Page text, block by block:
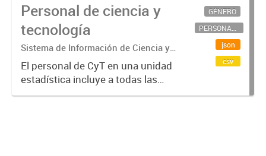
Personal de ciencia y
tecnología
Sistema de Información de Ciencia y
Tecnología Argentino (SICYTAR)
El personal de CyT en una unidad
estadística incluye a todas las
personas involucradas
GÉNERO
PERSONAL CIENTÍFICO-TECNOLÓGICO
json
csv